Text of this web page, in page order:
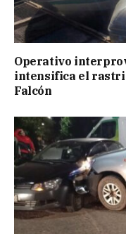
Operativo
intensifica el
Falcón